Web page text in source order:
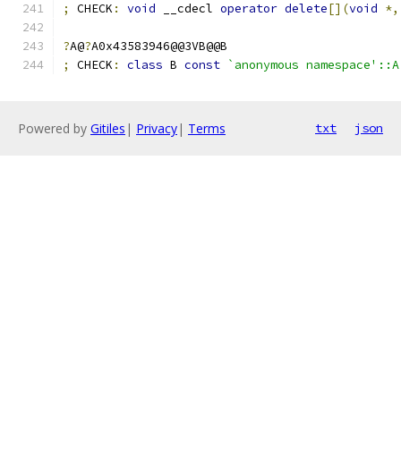
;
CHECK : void __cdecl operator delete[](void *,
?A@?A0x43583946@@3VB@@B
;
CHECK : class B const `anonymous namespace'::A
Powered by Gitiles | Privacy| Terms txt json